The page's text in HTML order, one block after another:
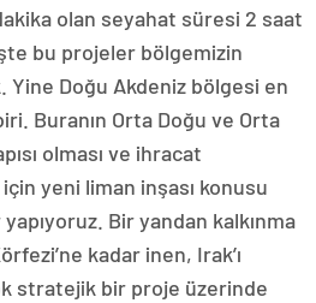
olan seyahat süresi 2 saat
bu projeler bölgemizin
Doğu Akdeniz bölgesi en
Buranın Orta Doğu ve Orta
olması ve ihracat
yeni liman inşası konusu
Bir yandan kalkınma
kadar inen, Irak’ı
stratejik bir proje üzerinde